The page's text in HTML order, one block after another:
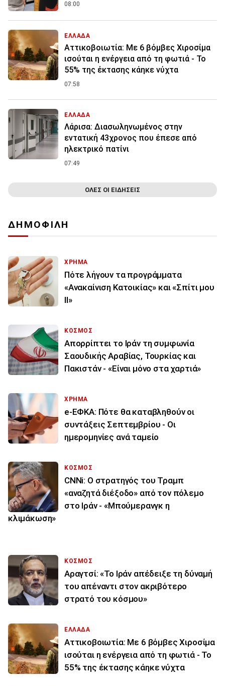
08:00
ΕΛΛΑΔΑ
Αττικοβοιωτία: Με 6 βόμβες Χιροσίμα
ισούται η ενέργεια από τη φωτιά - Το
55% της έκτασης κάηκε νύχτα
07:58
ΕΛΛΑΔΑ
Λάρισα: Διασωληνωμένος στην
εντατική 43χρονος που έπεσε από
ηλεκτρικό πατίνι
07:49
ΟΛΕΣ ΟΙ ΕΙΔΗΣΕΙΣ
ΔΗΜΟΦΙΛΗ
ΧΡΗΜΑ
Πότε λήγουν τα προγράμματα
«Ανακαίνιση Κατοικίας» και «Σπίτι μου
ΙΙ»
ΚΟΣΜΟΣ
Απορρίπτει το Ιράν τη συμφωνία
Σαουδικής Αραβίας, Τουρκίας και
Πακιστάν - «Είναι μόνο στα χαρτιά»
ΧΡΗΜΑ
e-ΕΦΚΑ: Πότε θα καταβληθούν οι
συντάξεις Σεπτεμβρίου - Οι
ημερομηνίες ανά ταμείο
ΚΟΣΜΟΣ
CNNi: Ο στρατηγός του Τραμπ
«αναζητά διέξοδο» από τον πόλεμο
στο Ιράν - «Μπούμερανγκ η
κλιμάκωση»
ΚΟΣΜΟΣ
Αραγτσί: «Το Ιράν απέδειξε τη δύναμή
του απέναντι στον ακριβότερο
στρατό του κόσμου»
ΕΛΛΑΔΑ
Αττικοβοιωτία: Με 6 βόμβες Χιροσίμα
ισούται η ενέργεια από τη φωτιά - Το
55% της έκτασης κάηκε νύχτα